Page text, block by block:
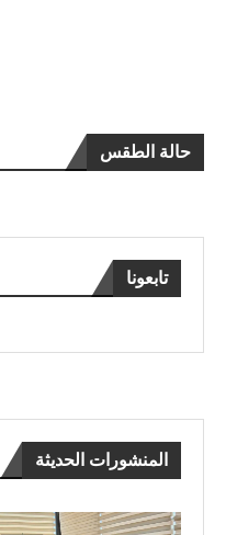
حالة الطقس
تابعونا
المنشورات الحديثة